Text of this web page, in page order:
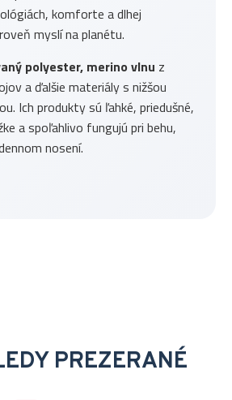
komforte a dlhej
myslí na planétu.
polyester, merino vlnu z
a ďalšie materiály s nižšou
Ich produkty sú ľahké, priedušné,
a spoľahlivo fungujú pri behu,
nosení.
PREZERANÉ